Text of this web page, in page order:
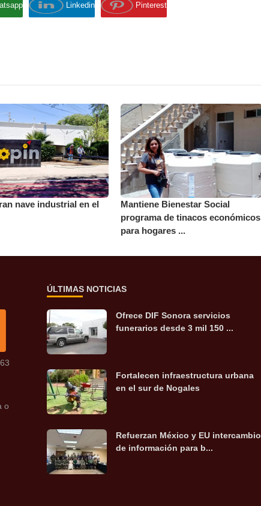
Linkedin Pinterest
nave industrial en el
Mantiene Bienestar Social
programa de tinacos económicos
para hogares ...
o
ÚLTIMAS NOTICIAS
Ofrece DIF Sonora servicios
funerarios desde 3 mil 150 ...
Fortalecen infraestructura urbana
en el sur de Nogales
Refuerzan México y EU intercambio
de información para b...